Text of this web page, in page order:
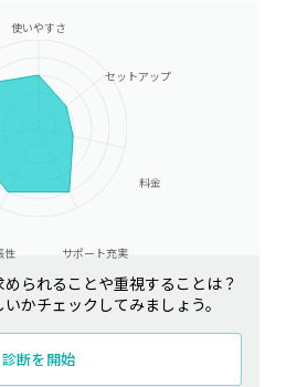
使いやすさ
セットアップ
料金
サポート充実
性
られることや重視することは？
かチェックしてみましょう。
診断を開始